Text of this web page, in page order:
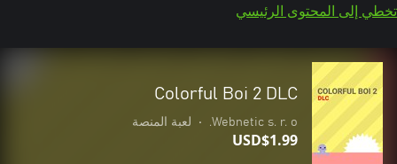
تخطي إلى المحتوى الرئيسي
Colorful Boi 2 DLC
Webnetic s. r. o.
• لعبة المنصة
USD$1.99